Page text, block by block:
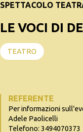
SPETTACOLO
LE VOCI DI
TEATRO
REFERENTE
Per informazioni
Adele Paolicelli
Telefono: 3494070373